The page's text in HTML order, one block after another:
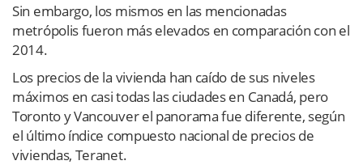
Sin embargo, los mismos en las mencionadas
metrópolis fueron más elevados en comparación con el
2014.
Los precios de la vivienda han caído de sus niveles
máximos en casi todas las ciudades en Canadá, pero
Toronto y Vancouver el panorama fue diferente, según
el último índice compuesto nacional de precios de
viviendas, Teranet.